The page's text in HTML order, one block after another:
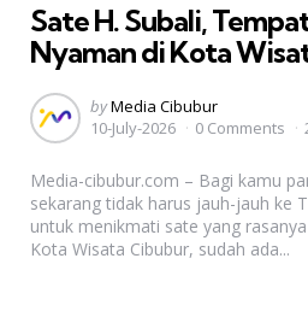
Sate H. Subali,
Nyaman di Kota
Posted
by
byMedia Cibubur
10-July-2026
0 Comments
Media-cibubur.com – Bagi kamu
sekarang tidak harus jauh-jauh ke
untuk menikmati sate yang
Kota Wisata Cibubur, sudah ada...